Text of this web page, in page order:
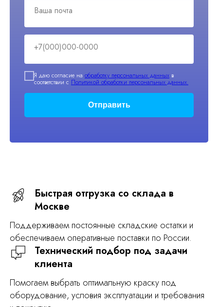
Ваша почта
+7(000)000-0000
Я даю согласие на обработку персональных данных в
соответствии с Политикой обработки персональных данных.
Отправить
Быстрая отгрузка со склада в
Москве
Поддерживаем постоянные складские остатки и
обеспечиваем оперативные поставки по России.
Технический подбор под задачи
клиента
Помогаем выбрать оптимальную краску под
оборудование, условия эксплуатации и требования